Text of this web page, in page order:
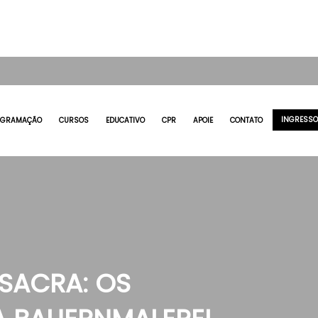
CURSOS EDUCATIVO CPR APOIE CONTATO
OS